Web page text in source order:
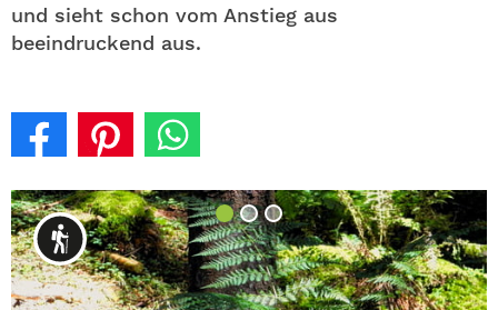
und sieht schon vom Anstieg aus
beeindruckend aus.